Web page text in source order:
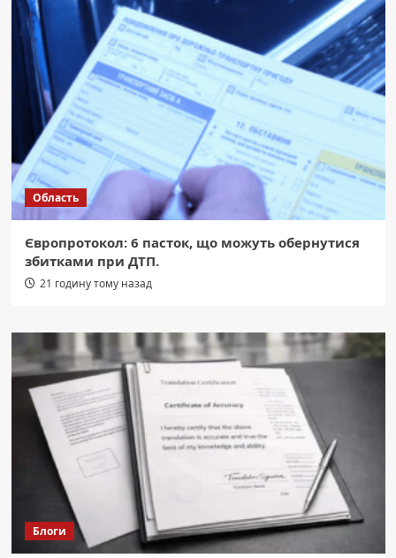
Область
Європротокол: 6 пасток, що можуть обернутися
збитками при ДТП.
21 годину тому назад
Блоги